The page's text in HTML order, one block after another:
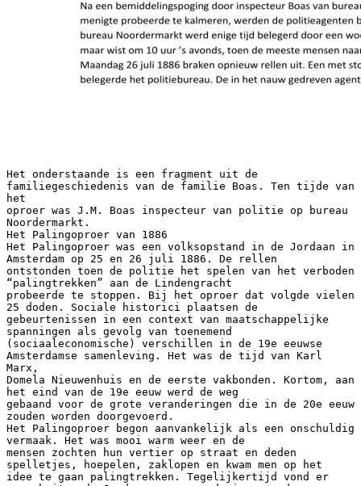
Het onderstaande is een fragment uit de
familiegeschiedenis van de familie Boas. Ten tijde van
het
oproer was J.M. Boas inspecteur van politie op bureau
Noordermarkt.
Het Palingoproer van 1886
Het Palingoproer was een volksopstand in de Jordaan in
Amsterdam op 25 en 26 juli 1886. De rellen
ontstonden toen de politie het spelen van het verboden
“palingtrekken” aan de Lindengracht
probeerde te stoppen. Bij het oproer dat volgde vielen
25 doden. Sociale historici plaatsen de
gebeurtenissen in een context van maatschappelijke
spanningen als gevolg van toenemend
(sociaaleconomische) verschillen in de 19e eeuwse
Amsterdamse samenleving. Het was de tijd van Karl
Marx,
Domela Nieuwenhuis en de eerste vakbonden. Kortom, aan
het eind van de 19e eeuw werd de weg
gebaand voor de grote veranderingen die in de 20e eeuw
zouden worden doorgevoerd.
Het Palingoproer begon aanvankelijk als een onschuldig
vermaak. Het was mooi warm weer en de
mensen zochten hun vertier op straat en deden
spelletjes, hoepelen, zaklopen en kwam men op het
idee te gaan palingtrekken. Tegelijkertijd vond er